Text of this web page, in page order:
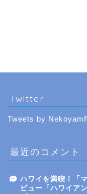
Twitter
Tweets by
最近のコメント
ハワイを満喫！「
ビュー「ハワイア